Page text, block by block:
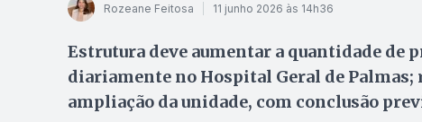
Rozeane Feitosa 11 junho 2026 às 14h36
Estrutura deve aumentar a quantidade
diariamente no Hospital Geral de
ampliação da unidade, com conclusão